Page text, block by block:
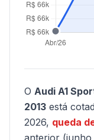
O Audi A1
2013 está
2026, queda
anterior (junho